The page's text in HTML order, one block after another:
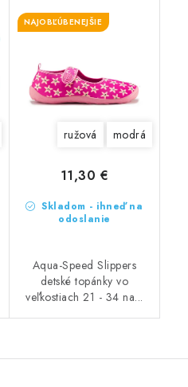
Slippers
NAJOBĽÚBENEJŠIE
ružová modrá
Skladom - ihneď na
odoslanie
11,30 €
Aqua-Speed Slippers
detské topánky vo
veľkostiach 21 - 34 na...